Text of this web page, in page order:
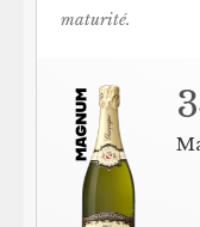
maturité.